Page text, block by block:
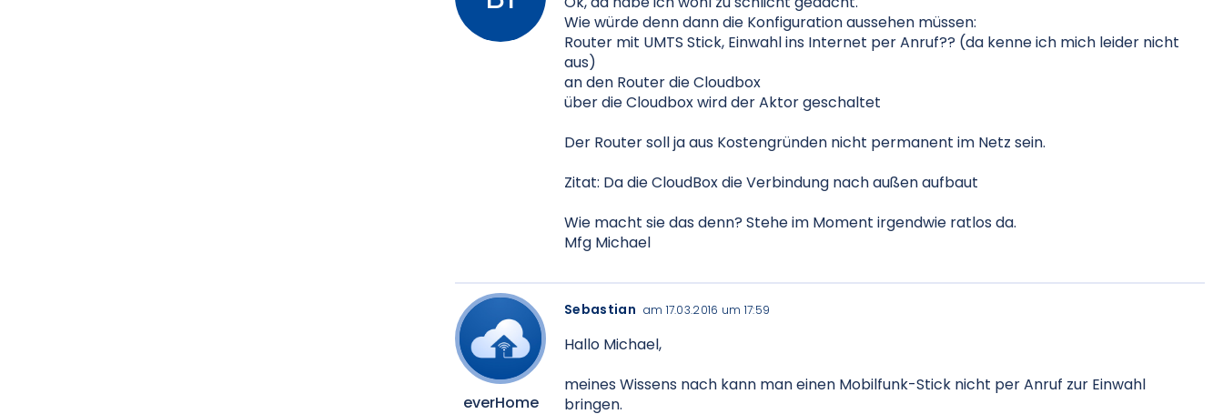
Wie würde denn dann die Konfiguration aussehen müssen:
Router mit UMTS Stick, Einwahl ins Internet per Anruf?? (da kenne ich mich leider nicht
aus)
an den Router die Cloudbox
über die Cloudbox wird der Aktor geschaltet
Der Router soll ja aus Kostengründen nicht permanent im Netz sein.
Zitat: Da die CloudBox die Verbindung nach außen aufbaut
Wie macht sie das denn? Stehe im Moment irgendwie ratlos da.
Mfg Michael
everHome
Sebastian am 17.03.2016 um 17:59
Hallo Michael,
meines Wissens nach kann man einen Mobilfunk-Stick nicht per Anruf zur Einwahl
bringen.